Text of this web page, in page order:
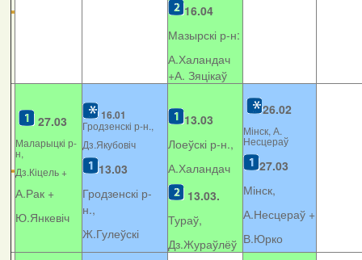
16.04
Мазырскі р-н:
А.Халандач
+А. Зяцікаў
27.03
Маларыцкі р-
н,
Дз.Кіцель +
А.Рак +
Ю.Янкевіч
16.01
Гродзенскі р-н.,
Дз.Якубовіч
13.03
Гродзенскі р-
н.,
Ж.Гулеўскі
13.03
Лоеўскі р-н.,
А.Халандач
13.03.
Тураў,
Дз.Жураўлёў
26.02
Мінск, А.
Несцераў
27.03
Мінск,
А.Несцераў +
В.Юрко